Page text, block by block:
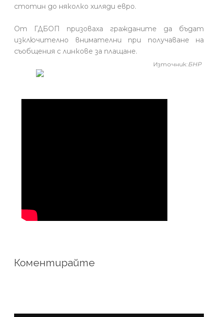
стотин до няколко хиляди евро.
От ГДБОП призоваха гражданите да бъдат
изключително внимателни при получаване на
съобщения с линкове за плащане.
Източник:БНР
Коментирайте